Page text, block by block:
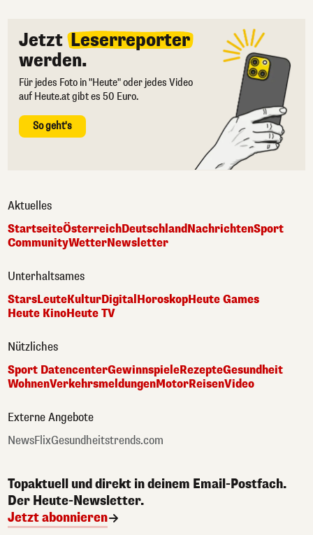
Jetzt Leserreporter
werden.
Für jedes Foto in "Heute" oder jedes Video
auf Heute.at gibt es 50 Euro.
So geht's
Aktuelles
StartseiteÖsterreichDeutschlandNachrichtenSport
CommunityWetterNewsletter
Unterhaltsames
StarsLeuteKulturDigital HoroskopHeute Games
Heute KinoHeute TV
Nützliches
Sport DatencenterGewinnspieleRezepteGesundheit
WohnenVerkehrsmeldungenMotorReisenVideo
Externe Angebote
NewsFlixGesundheitstrends.com
Topaktuell und direkt in deinem Email-Postfach.
Der Heute-Newsletter.
Jetzt abonnieren